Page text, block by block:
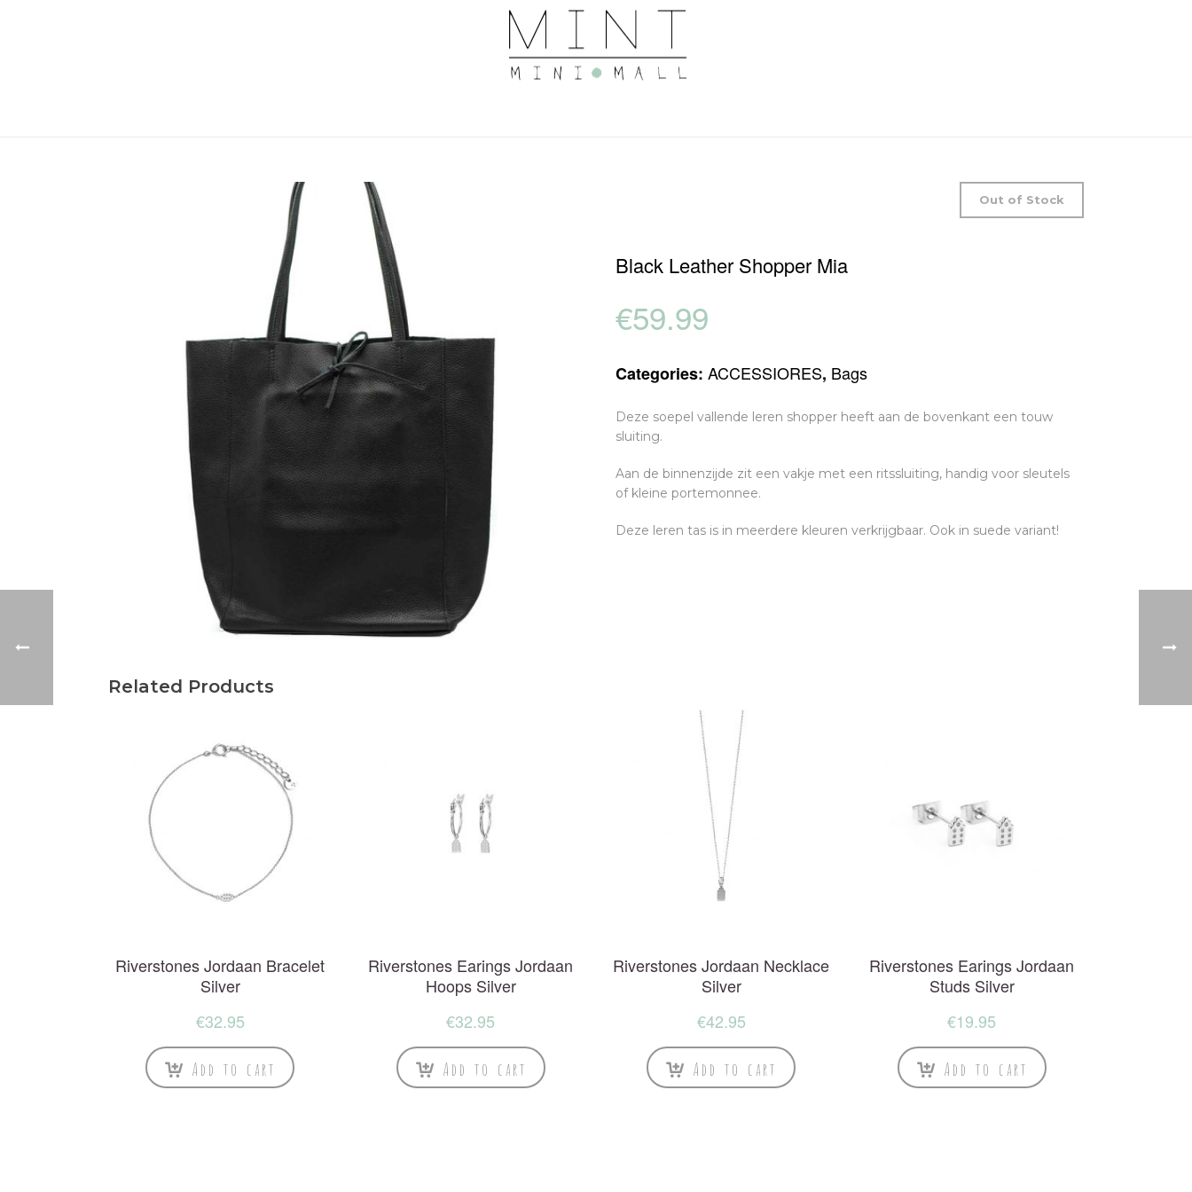
Out of Stock
Black Leather Shopper Mia
€59.99
Categories: ACCESSIORES, Bags
Deze soepel vallende leren shopper heeft aan de bovenkant een touw
sluiting.
Aan de binnenzijde zit een vakje met een ritssluiting, handig voor sleutels
of kleine portemonnee.
Deze leren tas is in meerdere kleuren verkrijgbaar. Ook in suede variant!
Related Products
Riverstones Jordaan Bracelet
Silver
€32.95
Add to cart
Riverstones Earings Jordaan
Hoops Silver
€32.95
Add to cart
Riverstones Jordaan Necklace
Silver
€42.95
Add to cart
Riverstones Earings Jordaan
Studs Silver
€19.95
Add to cart